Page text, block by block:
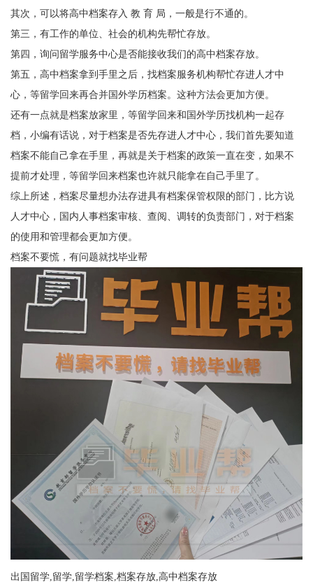
其次，可以将高中档案存入 教 育 局，一般是行不通的。
第三，有工作的单位、社会的机构先帮忙存放。
第四，询问留学服务中心是否能接收我们的高中档案存放。
第五，高中档案拿到手里之后，找档案服务机构帮忙存进人才中
心，等留学回来再合并国外学历档案。这种方法会更加方便。
还有一点就是档案放家里，等留学回来和国外学历找机构一起存
档，小编有话说，对于档案是否先存进人才中心，我们首先要知道
档案不能自己拿在手里，再就是关于档案的政策一直在变，如果不
提前才处理，等留学回来档案也许就只能拿在自己手里了。
综上所述，档案尽量想办法存进具有档案保管权限的部门，比方说
人才中心，国内人事档案审核、查阅、调转的负责部门，对于档案
的使用和管理都会更加方便。
档案不要慌，有问题就找毕业帮
出国留学,留学,留学档案,档案存放,高中档案存放